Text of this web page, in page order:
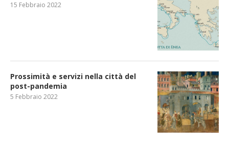
15 Febbraio 2022
Prossimità e servizi nella città del
post-pandemia
5 Febbraio 2022